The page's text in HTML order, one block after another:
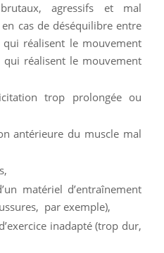
agressifs et mal
cas de déséquilibre entre
qui réalisent le mouvement
qui réalisent le mouvement
trop prolongée ou
antérieure du muscle mal
matériel d’entraînement
par exemple),
inadapté (trop dur,